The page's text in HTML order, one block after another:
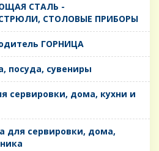
СТАЛЬ -
СТОЛОВЫЕ ПРИБОРЫ
ГОРНИЦА
посуда, сувениры
сервировки, дома, кухни и
для сервировки, дома,